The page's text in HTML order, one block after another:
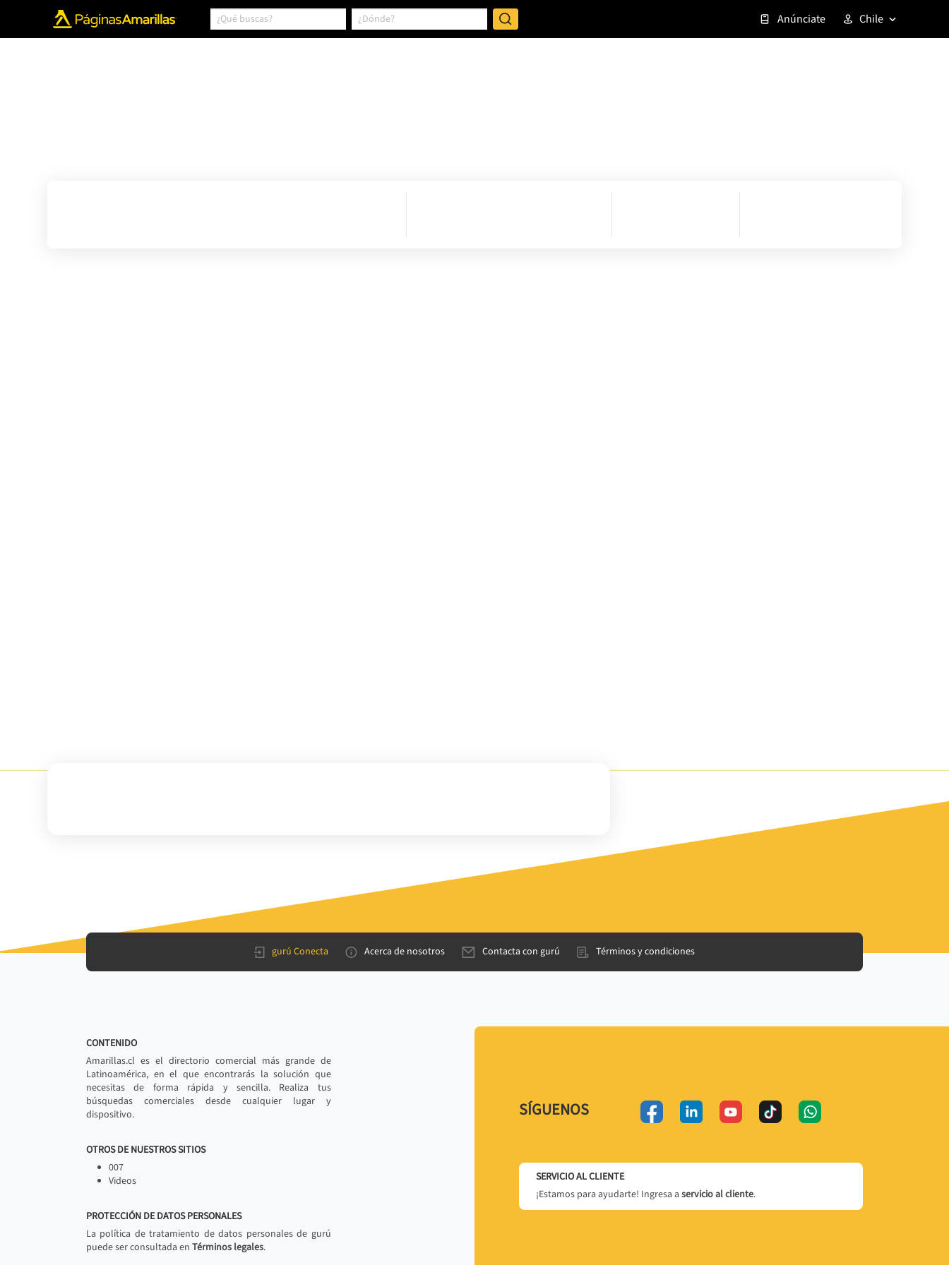
Anúnciate Chile
gurú Conecta Acerca de nosotros Contacta con gurú Términos y condiciones
CONTENIDO
Amarillas.cl es el directorio comercial más grande de
Latinoamérica, en el que encontrarás la solución que
necesitas de forma rápida y sencilla. Realiza tus
búsquedas comerciales desde cualquier lugar y
dispositivo.
OTROS DE NUESTROS SITIOS
007
Videos
PROTECCIÓN DE DATOS PERSONALES
La política de tratamiento de datos personales de gurú
puede ser consultada en Términos legales.
SÍGUENOS
SERVICIO AL CLIENTE
¡Estamos para ayudarte! Ingresa a servicio al cliente.